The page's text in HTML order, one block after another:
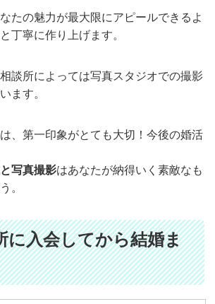
たの魅力が最大限にアピールできるよ
丁寧に作り上げます。
談所によっては写真スタジオでの撮影
ます。
、第一印象がとても大切！今後の婚活
写真撮影はあなたが納得いく素敵なも
。
に入会してから結婚ま